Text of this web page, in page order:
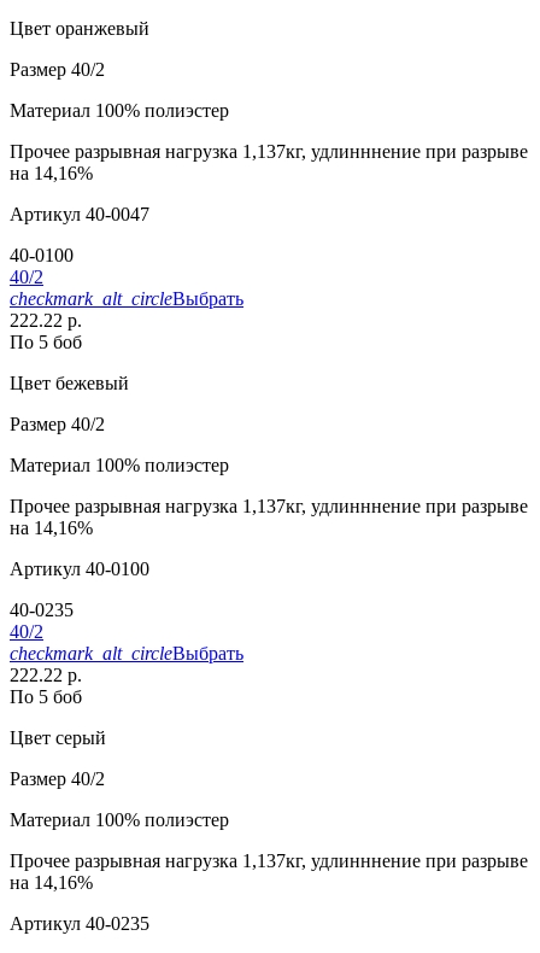
Цвет оранжевый
Размер 40/2
Материал 100% полиэстер
Прочее разрывная нагрузка 1,137кг, удлинннение при разрыве
на 14,16%
Артикул 40-0047
40-0100
40/2
checkmark_alt_circleВыбрать
222.22 р.
По 5 боб
Цвет бежевый
Размер 40/2
Материал 100% полиэстер
Прочее разрывная нагрузка 1,137кг, удлинннение при разрыве
на 14,16%
Артикул 40-0100
40-0235
40/2
checkmark_alt_circleВыбрать
222.22 р.
По 5 боб
Цвет серый
Размер 40/2
Материал 100% полиэстер
Прочее разрывная нагрузка 1,137кг, удлинннение при разрыве
на 14,16%
Артикул 40-0235